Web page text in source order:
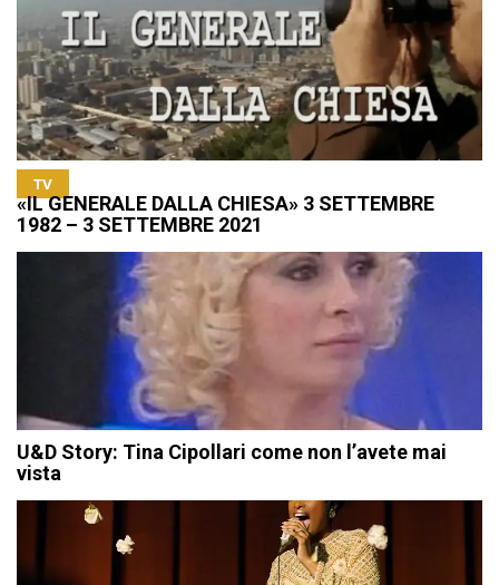
TV
«IL GENERALE DALLA CHIESA» 3 SETTEMBRE
1982 – 3 SETTEMBRE 2021
U&D Story: Tina Cipollari come non l’avete mai
vista